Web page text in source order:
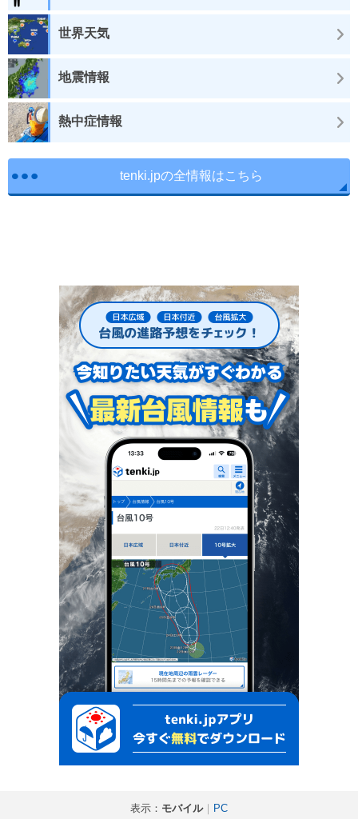
世界天気
地震情報
熱中症情報
tenki.jpの全情報はこちら
表示： モバイル｜ PC